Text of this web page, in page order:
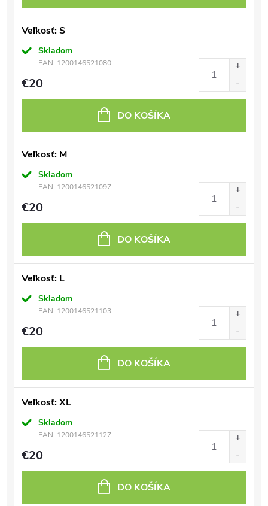
Veľkosť: S
Skladom
EAN: 1200146521080
€20
DO KOŠÍKA
Veľkosť: M
Skladom
EAN: 1200146521097
€20
DO KOŠÍKA
Veľkosť: L
Skladom
EAN: 1200146521103
€20
DO KOŠÍKA
Veľkosť: XL
Skladom
EAN: 1200146521127
€20
DO KOŠÍKA